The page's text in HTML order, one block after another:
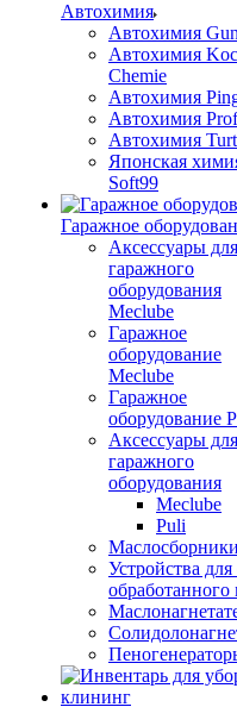
Автохимия
Автохимия
Автохимия
Chemie
Автохимия
Автохимия
Автохимия
Японская
Soft99
Гаражное
Аксессуары для
гаражного
оборудования
Meclube
Гаражное
оборудование
Meclube
Гаражное
оборудование
Аксессуары для
гаражного
оборудования
Meclube
Puli
Маслосборники
Устройства для
обработанного